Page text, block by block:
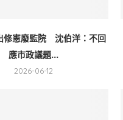
修憲廢監院 沈伯洋：不回
應市政議題...
2026-06-12